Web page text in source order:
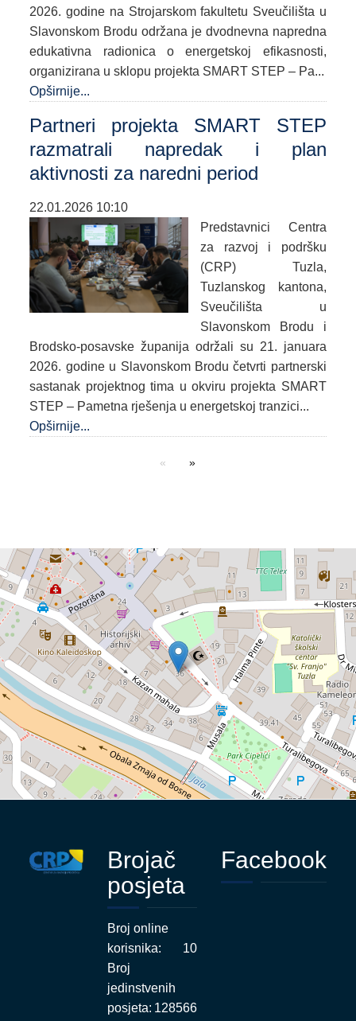
2026. godine na Strojarskom fakultetu Sveučilišta u
Slavonskom Brodu održana je dvodnevna napredna
edukativna radionica o energetskoj efikasnosti,
organizirana u sklopu projekta SMART STEP – Pa...
Opširnije...
Partneri projekta SMART STEP
razmatrali napredak i plan
aktivnosti za naredni period
22.01.2026 10:10
Predstavnici Centra
za razvoj i podršku
(CRP) Tuzla,
Tuzlanskog kantona,
Sveučilišta u
Slavonskom Brodu i
Brodsko-posavske županija održali su 21. januara
2026. godine u Slavonskom Brodu četvrti partnerski
sastanak projektnog tima u okviru projekta SMART
STEP – Pametna rješenja u energetskoj tranzici...
Opširnije...
Brojač
posjeta
Broj online
korisnika:
10
Broj
jedinstvenih
posjeta: 128566
Facebook